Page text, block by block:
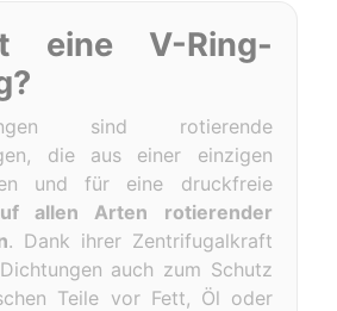
eine V-Ring-
sind rotierende
die aus einer einzigen
und für eine druckfreie
allen Arten rotierender
. Dank ihrer Zentrifugalkraft
auch zum Schutz
Teile vor Fett, Öl oder